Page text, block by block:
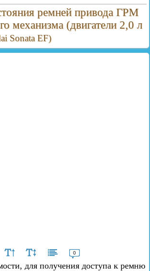
ремней привода ГРМ
механизма (двигатели 2,0 л
Sonata EF)
0
для получения доступа к ремню